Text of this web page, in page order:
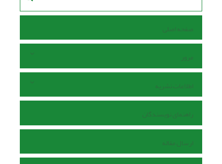
صفحه اصلی
مرور
اطلاعات نشریه
راهنمای نویسندگان
ارسال مقاله